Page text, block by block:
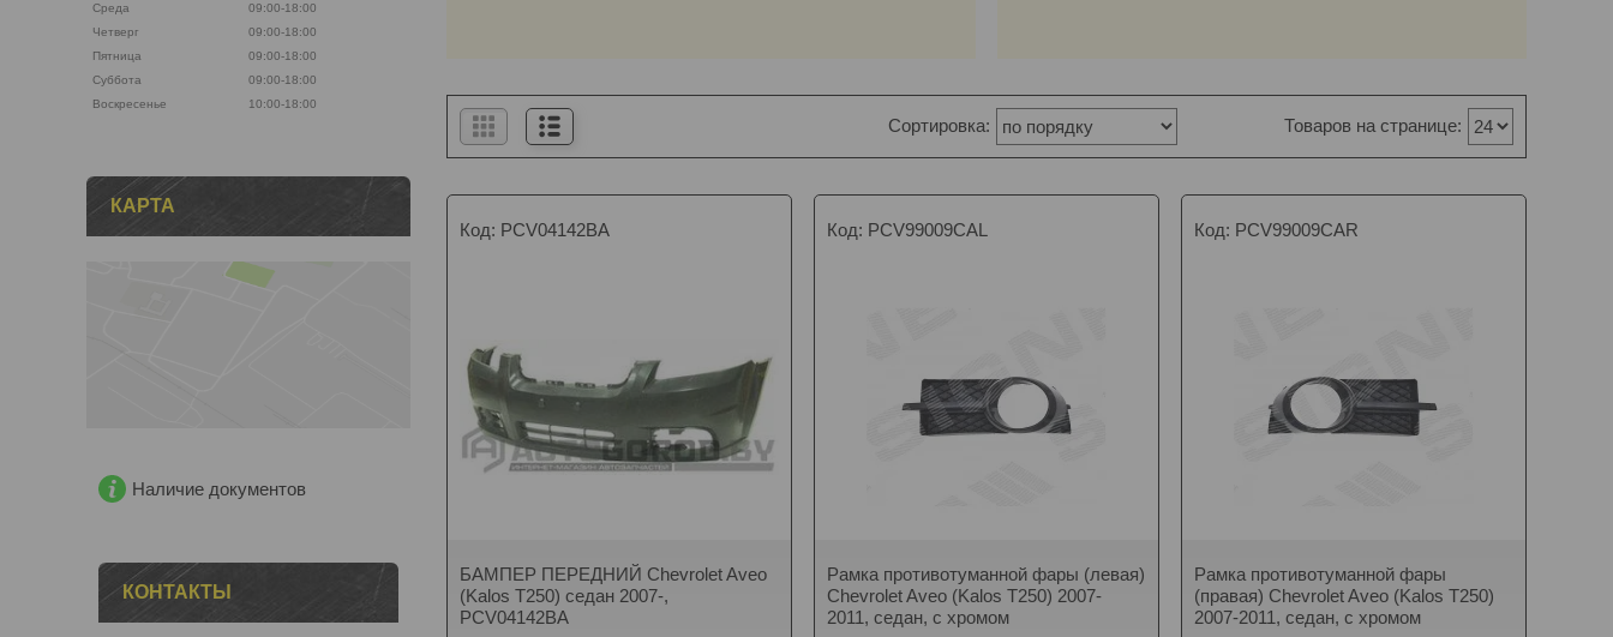
PCV04142BA
БАМПЕР ПЕРЕДНИЙ Chevrolet Aveo
(Kalos T250) седан 2007-,
PCV04142BA
PCV99009CAL
Рамка противотуманной фары (левая)
Chevrolet Aveo (Kalos T250) 2007-
2011, седан, с хромом
PCV99009CAR
Рамка противотуманной фары
(правая) Chevrolet Aveo (Kalos T250)
2007-2011, седан, с хромом
Среда
09:00-18:00
Четверг
09:00-18:00
Пятница
09:00-18:00
Суббота
09:00-18:00
Воскресенье
10:00-18:00
КАРТА
Наличие документов
КОНТАКТЫ